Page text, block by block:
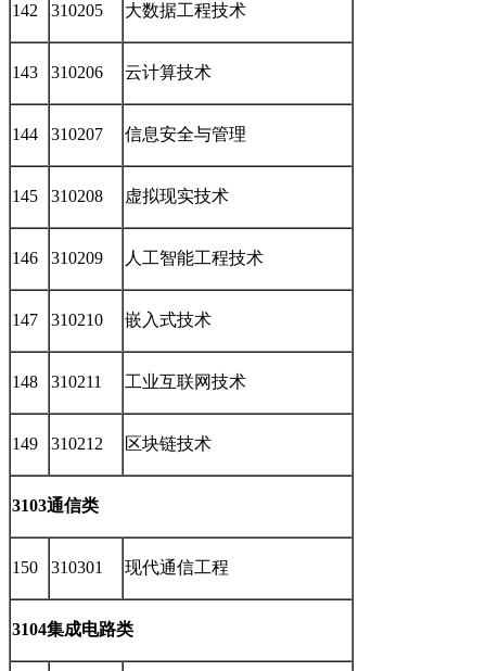
142 310205 大数据工程技术
143 310206 云计算技术
144 310207 信息安全与管理
145 310208 虚拟现实技术
146 310209 人工智能工程技术
147 310210 嵌入式技术
148 310211 工业互联网技术
149 310212 区块链技术
3103通信类
150 310301 现代通信工程
3104集成电路类